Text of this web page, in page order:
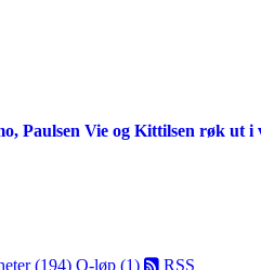
Paulsen Vie og Kittilsen røk ut
(194) O-løp (1) RSS